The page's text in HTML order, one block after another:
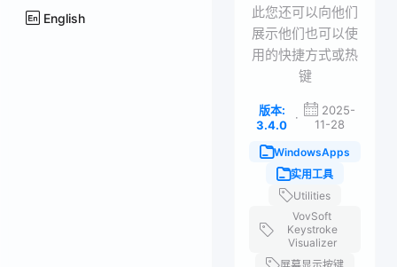
English
此您还可以向他们
展示他们也可以使
用的快捷方式或热
键
版本:
3.4.0
·
2025-
11-28
WindowsApps
实用工具
Utilities
VovSoft
Keystroke
Visualizer